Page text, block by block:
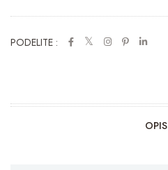
PODELITE :
OPIS